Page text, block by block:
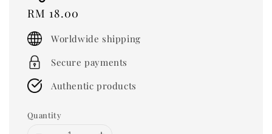
Regular
price
RM 18.00
Worldwide shipping
Secure payments
Authentic products
Quantity